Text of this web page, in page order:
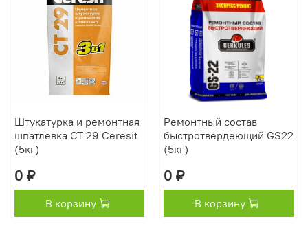
Штукатурка и ремонтная
шпатлевка СТ 29 Ceresit
(5кг)
0 ₽
В корзину
Ремонтный состав
быстротвердеющий GS22
(5кг)
0 ₽
В корзину